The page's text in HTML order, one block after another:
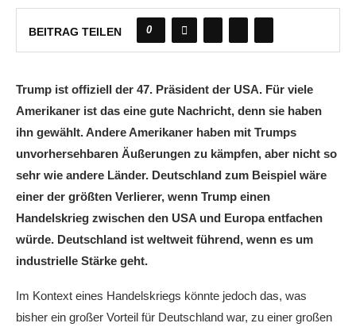
BEITRAG TEILEN 0
Trump ist offiziell der 47. Präsident der USA. Für viele
Amerikaner ist das eine gute Nachricht, denn sie haben
ihn gewählt. Andere Amerikaner haben mit Trumps
unvorhersehbaren Äußerungen zu kämpfen, aber nicht so
sehr wie andere Länder. Deutschland zum Beispiel wäre
einer der größten Verlierer, wenn Trump einen
Handelskrieg zwischen den USA und Europa entfachen
würde. Deutschland ist weltweit führend, wenn es um
industrielle Stärke geht.
Im Kontext eines Handelskriegs könnte jedoch das, was
bisher ein großer Vorteil für Deutschland war, zu einer großen